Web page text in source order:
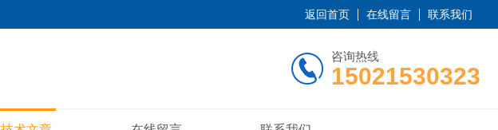
返回首页 在线留言 联系我们
咨询热线
15021530323